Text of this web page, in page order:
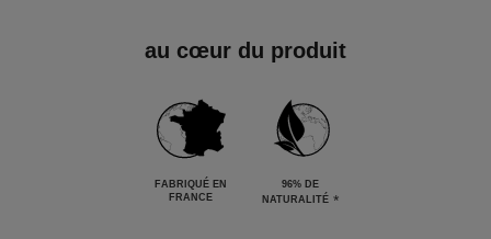
au cœur du produit
FABRIQUÉ EN
FRANCE
96% DE
NATURALITÉ *